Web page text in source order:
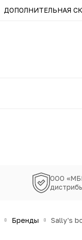
ДОПОЛНИТЕЛЬНАЯ
ООО
бренды sally's